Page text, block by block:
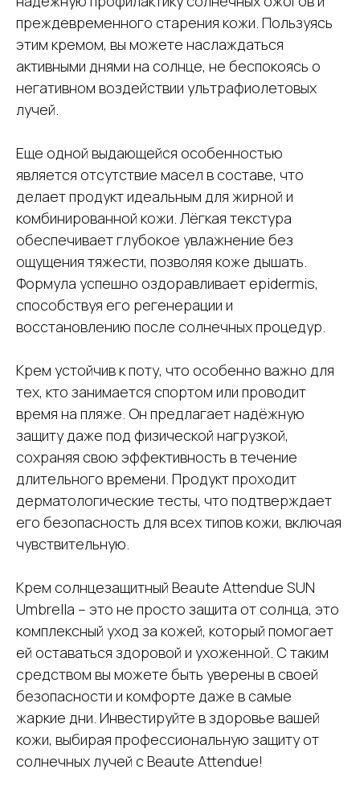
преждевременного старения кожи. Пользуясь
этим кремом, вы можете наслаждаться
активными днями на солнце, не беспокоясь о
негативном воздействии ультрафиолетовых
лучей.
Еще одной выдающейся особенностью
является отсутствие масел в составе, что
делает продукт идеальным для жирной и
комбинированной кожи. Лёгкая текстура
обеспечивает глубокое увлажнение без
ощущения тяжести, позволяя коже дышать.
Формула успешно оздоравливает epidermis,
способствуя его регенерации и
восстановлению после солнечных процедур.
Крем устойчив к поту, что особенно важно для
тех, кто занимается спортом или проводит
время на пляже. Он предлагает надёжную
защиту даже под физической нагрузкой,
сохраняя свою эффективность в течение
длительного времени. Продукт проходит
дерматологические тесты, что подтверждает
его безопасность для всех типов кожи, включая
чувствительную.
Крем солнцезащитный Beaute Attendue SUN
Umbrella – это не просто защита от солнца, это
комплексный уход за кожей, который помогает
ей оставаться здоровой и ухоженной. С таким
средством вы можете быть уверены в своей
безопасности и комфорте даже в самые
жаркие дни. Инвестируйте в здоровье вашей
кожи, выбирая профессиональную защиту от
солнечных лучей с Beaute Attendue!